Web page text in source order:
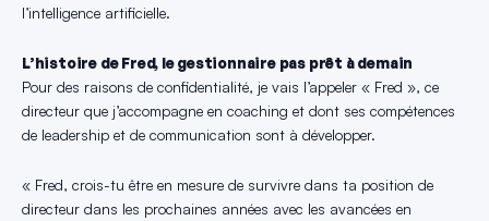
l’intelligence artificielle.
L’histoire de Fred, le gestionnaire pas prêt à demain
Pour des raisons de confidentialité, je vais l’appeler « Fred », ce
directeur que j’accompagne en coaching et dont ses compétences
de leadership et de communication sont à développer.
« Fred, crois-tu être en mesure de survivre dans ta position de
directeur dans les prochaines années avec les avancées en